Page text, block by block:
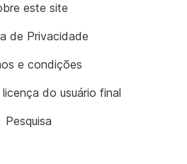
este site
de Privacidade
e condições
do usuário final
Pesquisa